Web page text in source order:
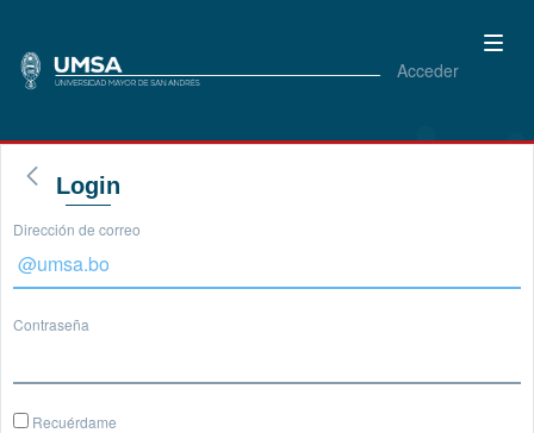
Acceder
Login
Dirección de correo
Contraseña
Recuérdame